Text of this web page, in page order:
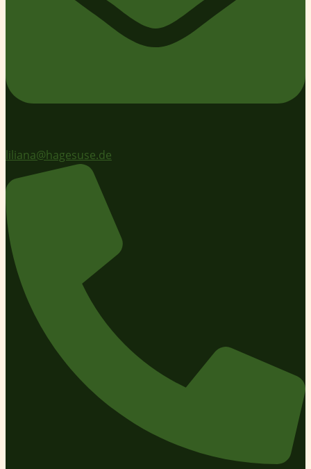
liliana@hagesuse.de